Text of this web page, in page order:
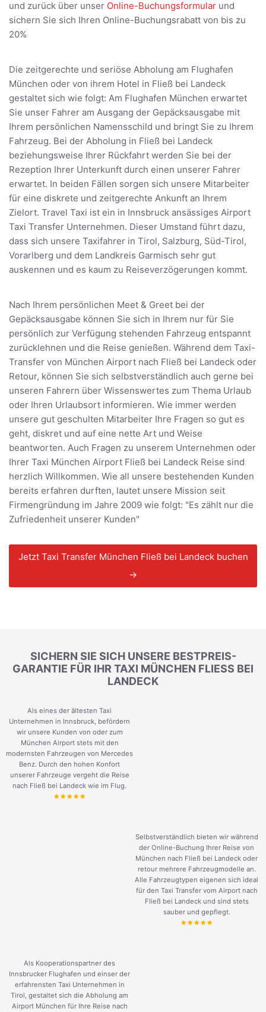
und zurück über unser Online-Buchungsformular und
sichern Sie sich Ihren Online-Buchungsrabatt von bis zu
20%
Die zeitgerechte und seriöse Abholung am Flughafen
München oder von ihrem Hotel in Fließ bei Landeck
gestaltet sich wie folgt: Am Flughafen München erwartet
Sie unser Fahrer am Ausgang der Gepäcksausgabe mit
Ihrem persönlichen Namensschild und bringt Sie zu Ihrem
Fahrzeug. Bei der Abholung in Fließ bei Landeck
beziehungsweise Ihrer Rückfahrt werden Sie bei der
Rezeption Ihrer Unterkunft durch einen unserer Fahrer
erwartet. In beiden Fällen sorgen sich unsere Mitarbeiter
für eine diskrete und zeitgerechte Ankunft an Ihrem
Zielort. Travel Taxi ist ein in Innsbruck ansässiges Airport
Taxi Transfer Unternehmen. Dieser Umstand führt dazu,
dass sich unsere Taxifahrer in Tirol, Salzburg, Süd-Tirol,
Vorarlberg und dem Landkreis Garmisch sehr gut
auskennen und es kaum zu Reiseverzögerungen kommt.
Nach Ihrem persönlichen Meet & Greet bei der
Gepäcksausgabe können Sie sich in Ihrem nur für Sie
persönlich zur Verfügung stehenden Fahrzeug entspannt
zurücklehnen und die Reise genießen. Während dem Taxi-
Transfer von München Airport nach Fließ bei Landeck oder
Retour, können Sie sich selbstverständlich auch gerne bei
unseren Fahrern über Wissenswertes zum Thema Urlaub
oder Ihren Urlaubsort informieren. Wie immer werden
unsere gut geschulten Mitarbeiter Ihre Fragen so gut es
geht, diskret und auf eine nette Art und Weise
beantworten. Auch Fragen zu unserem Unternehmen oder
Ihrer Taxi München Airport Fließ bei Landeck Reise sind
herzlich Willkommen. Wie all unsere bestehenden Kunden
bereits erfahren durften, lautet unsere Mission seit
Firmengründung im Jahre 2009 wie folgt: "Es zählt nur die
Zufriedenheit unserer Kunden"
Jetzt Taxi Transfer München Fließ bei Landeck buchen
→
SICHERN SIE SICH UNSERE BESTPREIS-
GARANTIE FÜR IHR TAXI MÜNCHEN FLIESS BEI L
ANDECK
Als eines der ältesten Taxi
Unternehmen in Innsbruck, befördern
wir unsere Kunden von oder zum
München Airport stets mit den
modernsten Fahrzeugen von Mercedes
Benz. Durch den hohen Konfort
unserer Fahrzeuge vergeht die Reise
nach Fließ bei Landeck wie im Flug.
Selbstverständlich bieten wir während
der Online-Buchung Ihrer Reise von
München nach Fließ bei Landeck oder
retour mehrere Fahrzeugmodelle an.
Alle Fahrzeugtypen eigenen sich ideal
für den Taxi Transfer vom Airport nach
Fließ bei Landeck und sind stets
sauber und gepflegt.
Als Kooperationspartner des
Innsbrucker Flughafen und einser der
erfahrensten Taxi Unternehmen in
Tirol, gestaltet sich die Abholung am
Airport München für Ihre Reise nach